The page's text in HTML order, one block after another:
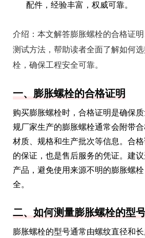
配件，经验丰富，权威可靠。
介绍： 本文解答膨胀螺栓的合格证
测试方法，帮助读者全面了解如何
栓，确保工程安全可靠。
一、膨胀螺栓的合格证明
购买膨胀螺栓时，合格证明是确保
规厂家生产的膨胀螺栓通常会附带
材质、规格和生产批次等信息。合
的保证，也是售后服务的凭证。建
产品，避免使用来源不明的膨胀螺
全。
二、如何测量膨胀螺栓的型
膨胀螺栓的型号通常由螺纹直径和长